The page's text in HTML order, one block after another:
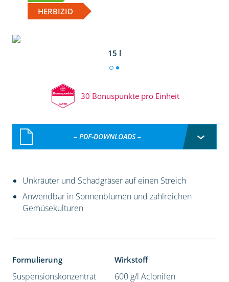
HERBIZID
15 l
30 Bonuspunkte pro Einheit
– PDF-DOWNLOADS –
Unkräuter und Schadgräser auf einen Streich
Anwendbar in Sonnenblumen und zahlreichen
Gemüsekulturen
Formulierung
Suspensionskonzentrat
Wirkstoff
600 g/l Aclonifen